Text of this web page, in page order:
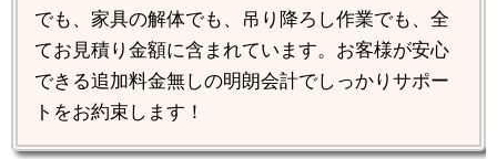
でも、家具の解体でも、吊り降ろし作業でも、全
てお見積り金額に含まれています。お客様が安心
できる追加料金無しの明朗会計でしっかりサポー
トをお約束します！